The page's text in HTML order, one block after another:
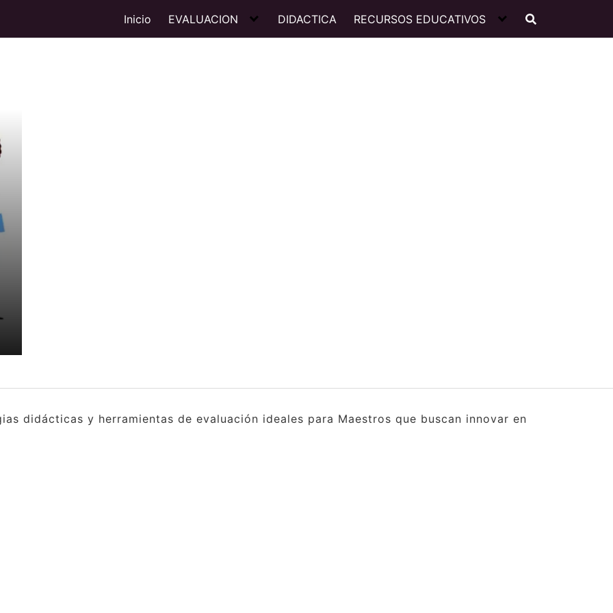
Inicio EVALUACION DIDACTICA RECURSOS EDUCATIVOS
didácticas y herramientas de evaluación ideales para Maestros que buscan innovar en